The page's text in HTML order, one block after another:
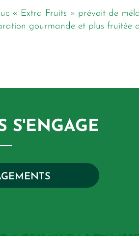
« Extra Fruits » prévoit de
gourmande et plus
S'ENGAGE